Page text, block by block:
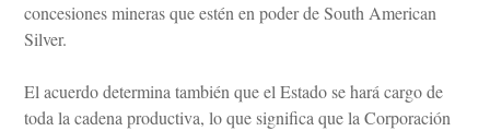
concesiones mineras que estén en poder de South American
Silver.
El acuerdo determina también que el Estado se hará cargo de
toda la cadena productiva, lo que significa que la Corporación